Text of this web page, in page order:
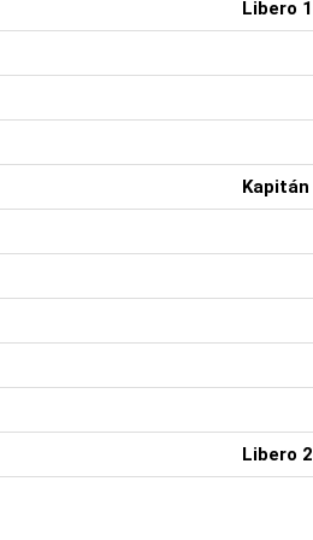
Libero 1
Kapitán
Libero 2